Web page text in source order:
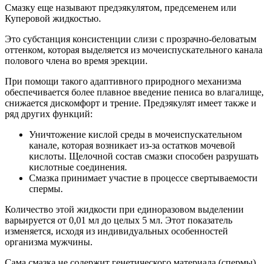
Смазку еще называют предэякулятом, предсеменем или
Куперовой жидкостью.
Это субстанция консистенции слизи с прозрачно-беловатым
оттенком, которая выделяется из мочеиспускательного канала
полового члена во время эрекции.
При помощи такого адаптивного природного механизма
обеспечивается более плавное введение пениса во влагалище,
снижается дискомфорт и трение. Предэякулят имеет также и
ряд других функций:
Уничтожение кислой среды в мочеиспускательном
канале, которая возникает из-за остатков мочевой
кислоты. Щелочной состав смазки способен разрушать
кислотные соединения.
Смазка принимает участие в процессе свертываемости
спермы.
Количество этой жидкости при единоразовом выделении
варьируется от 0,01 мл до целых 5 мл. Этот показатель
изменяется, исходя из индивидуальных особенностей
организма мужчины.